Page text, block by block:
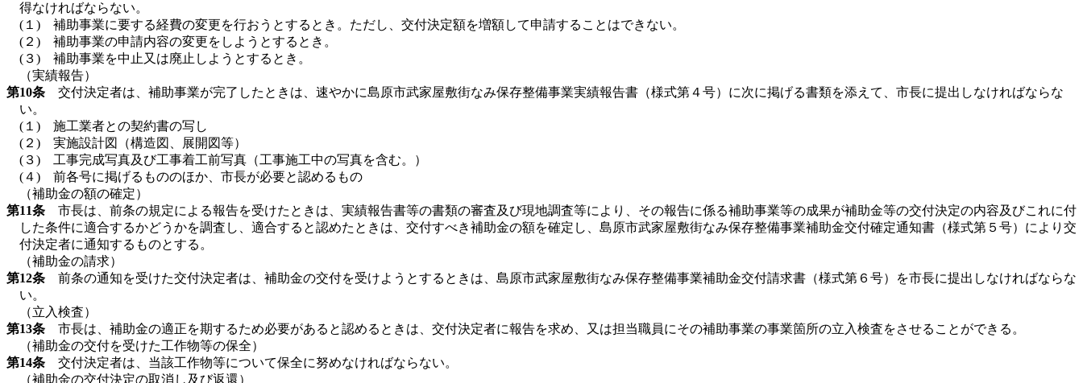
得なければならない。
(１) 補助事業に要する経費の変更を行おうとするとき。ただし、交付決定額を増額して申請することはできない。
(２) 補助事業の申請内容の変更をしようとするとき。
(３) 補助事業を中止又は廃止しようとするとき。
（実績報告）
第10条 交付決定者は、補助事業が完了したときは、速やかに島原市武家屋敷街なみ保存整備事業実績報告書（様式第４号）に次に掲げる書類を添えて、市長に提出しなければならな
い。
(１) 施工業者との契約書の写し
(２) 実施設計図（構造図、展開図等）
(３) 工事完成写真及び工事着工前写真（工事施工中の写真を含む。）
(４) 前各号に掲げるもののほか、市長が必要と認めるもの
（補助金の額の確定）
第11条 市長は、前条の規定による報告を受けたときは、実績報告書等の書類の審査及び現地調査等により、その報告に係る補助事業等の成果が補助金等の交付決定の内容及びこれに付
した条件に適合するかどうかを調査し、適合すると認めたときは、交付すべき補助金の額を確定し、島原市武家屋敷街なみ保存整備事業補助金交付確定通知書（様式第５号）により交
付決定者に通知するものとする。
（補助金の請求）
第12条 前条の通知を受けた交付決定者は、補助金の交付を受けようとするときは、島原市武家屋敷街なみ保存整備事業補助金交付請求書（様式第６号）を市長に提出しなければならな
い。
（立入検査）
第13条 市長は、補助金の適正を期するため必要があると認めるときは、交付決定者に報告を求め、又は担当職員にその補助事業の事業箇所の立入検査をさせることができる。
（補助金の交付を受けた工作物等の保全）
第14条 交付決定者は、当該工作物等について保全に努めなければならない。
（補助金の交付決定の取消し及び返還）